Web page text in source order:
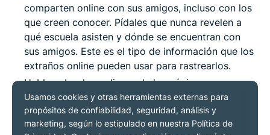
comparten online con sus amigos, incluso con los
que creen conocer. Pídales que nunca revelen a
qué escuela asisten y dónde se encuentran con
sus amigos. Este es el tipo de información que los
extraños online pueden usar para rastrearlos.
Hable sobre los peligros de las páginas y
aplicaciones que usan mensajería directa y
videochat.
Pídales que le informen de inmediato si un extraño